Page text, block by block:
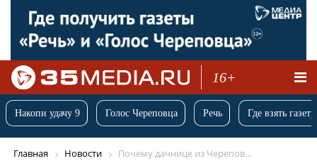
16+
Накопи удачу 9 Голос Череповца Речь Где взять
Главная Новости Почему дачнице из Черепов...